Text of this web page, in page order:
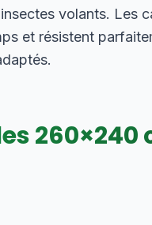
volants. Les
et résistent
260×240